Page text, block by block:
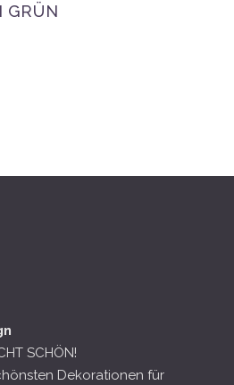
GRÜN
SCHÖN!
Dekorationen für